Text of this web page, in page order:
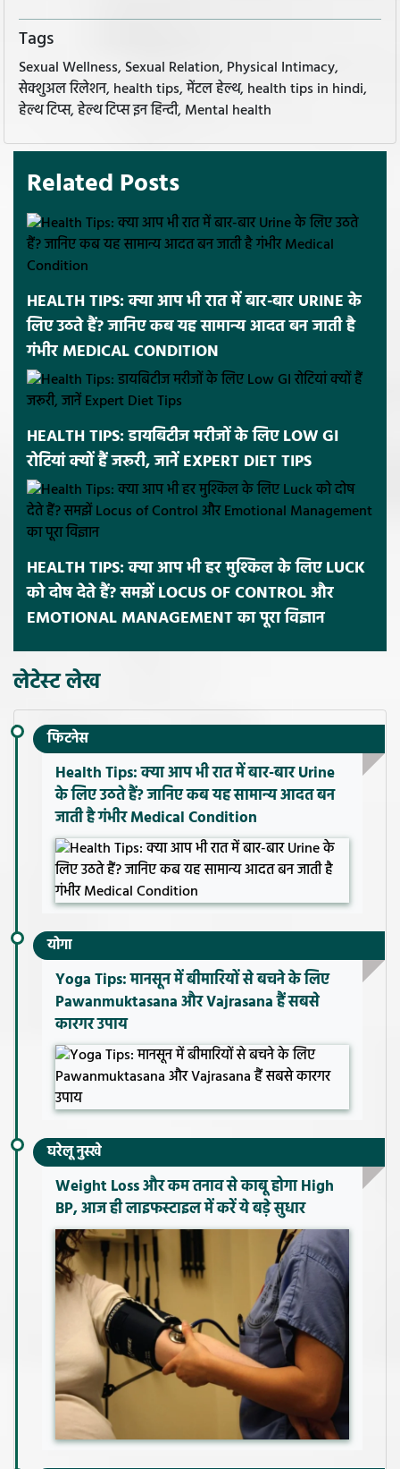
Tags
Sexual Wellness, Sexual Relation, Physical Intimacy,
सेक्शुअल रिलेशन, health tips, मेंटल हेल्थ, health tips in hindi,
हेल्थ टिप्स, हेल्थ टिप्स इन हिन्दी, Mental health
Related Posts
HEALTH TIPS: क्या आप भी रात में बार-बार URINE के
लिए उठते हैं? जानिए कब यह सामान्य आदत बन जाती है
गंभीर MEDICAL CONDITION
HEALTH TIPS: डायबिटीज मरीजों के लिए LOW GI
रोटियां क्यों हैं जरूरी, जानें EXPERT DIET TIPS
HEALTH TIPS: क्या आप भी हर मुश्किल के लिए LUCK
को दोष देते हैं? समझें LOCUS OF CONTROL और
EMOTIONAL MANAGEMENT का पूरा विज्ञान
लेटेस्ट लेख
फिटनेस
Health Tips: क्या आप भी रात में बार-बार Urine
के लिए उठते हैं? जानिए कब यह सामान्य आदत बन
जाती है गंभीर Medical Condition
योगा
Yoga Tips: मानसून में बीमारियों से बचने के लिए
Pawanmuktasana और Vajrasana हैं सबसे
कारगर उपाय
घरेलू नुस्खे
Weight Loss और कम तनाव से काबू होगा High
BP, आज ही लाइफस्टाइल में करें ये बड़े सुधार